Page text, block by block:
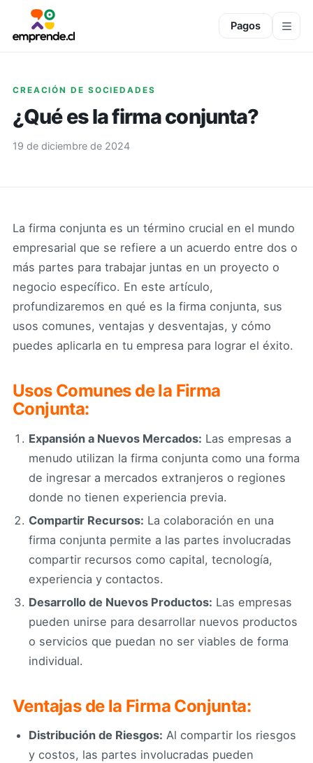
Pagos
CREACIÓN DE SOCIEDADES
¿Qué es la firma conjunta?
19 de diciembre de 2024
La firma conjunta es un término crucial en el mundo
empresarial que se refiere a un acuerdo entre dos o
más partes para trabajar juntas en un proyecto o
negocio específico. En este artículo,
profundizaremos en qué es la firma conjunta, sus
usos comunes, ventajas y desventajas, y cómo
puedes aplicarla en tu empresa para lograr el éxito.
Usos Comunes de la Firma
Conjunta:
Expansión a Nuevos Mercados: Las empresas a
menudo utilizan la firma conjunta como una forma
de ingresar a mercados extranjeros o regiones
donde no tienen experiencia previa.
Compartir Recursos: La colaboración en una
firma conjunta permite a las partes involucradas
compartir recursos como capital, tecnología,
experiencia y contactos.
Desarrollo de Nuevos Productos: Las empresas
pueden unirse para desarrollar nuevos productos
o servicios que puedan no ser viables de forma
individual.
Ventajas de la Firma Conjunta:
Distribución de Riesgos: Al compartir los riesgos
y costos, las partes involucradas pueden